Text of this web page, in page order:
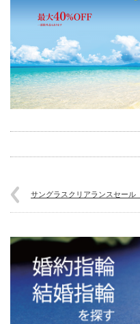
サングラスクリアランスセール